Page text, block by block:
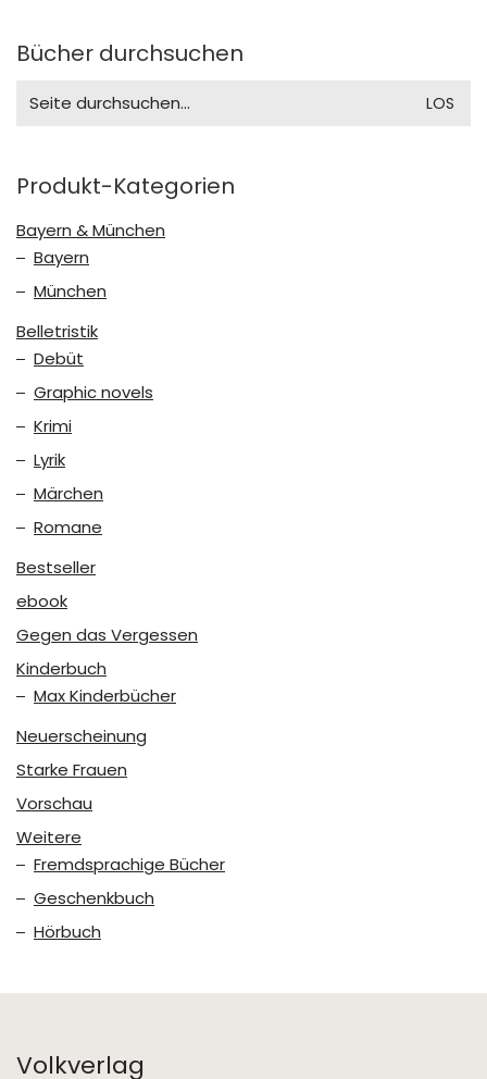
Bücher durchsuchen
for:
Produkt-Kategorien
Bayern & München
Bayern
München
Belletristik
Debüt
Graphic novels
Krimi
Lyrik
Märchen
Romane
Bestseller
ebook
Gegen das Vergessen
Kinderbuch
Max Kinderbücher
Neuerscheinung
Starke Frauen
Vorschau
Weitere
Fremdsprachige Bücher
Geschenkbuch
Hörbuch
Volkverlag